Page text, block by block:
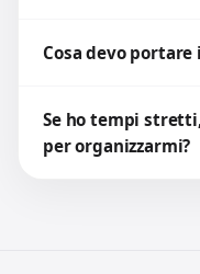
Cosa devo
Se ho tempi
per organizzarmi?